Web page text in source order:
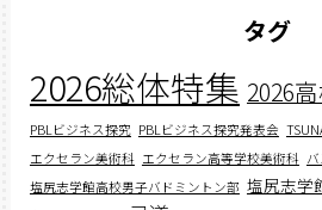
タグ
2026総体特集 2026
PBLビジネス探究 PBLビジネス探究発表会
エクセラン美術科 エクセラン高等学校美術科
塩尻志学館高校男子バドミントン部 塩尻志学